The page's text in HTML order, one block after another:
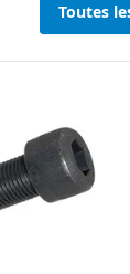
Toutes